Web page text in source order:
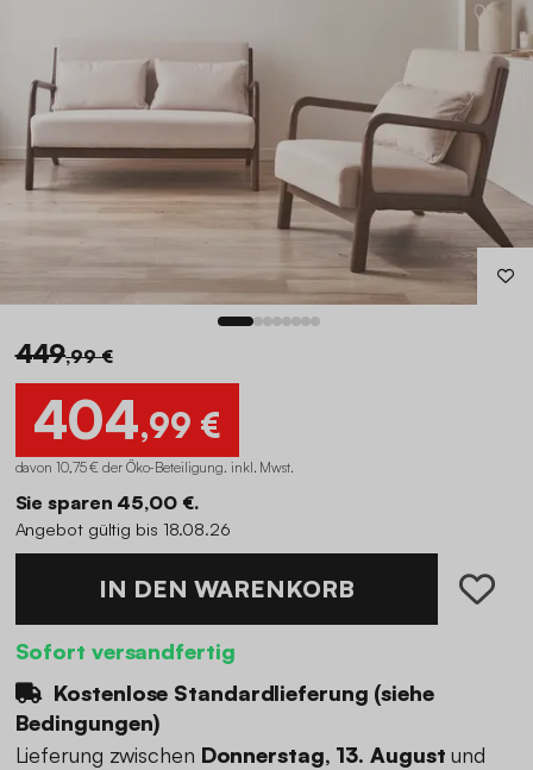
449,99 €
404,99 €
davon 10,75 € der Öko-Beteiligung. inkl. Mwst.
Sie sparen 45,00 €.
Angebot gültig bis 18.08.26
IN DEN WARENKORB
Sofort versandfertig
Kostenlose Standardlieferung (siehe
Bedingungen)
Lieferung zwischen Donnerstag, 13. August und